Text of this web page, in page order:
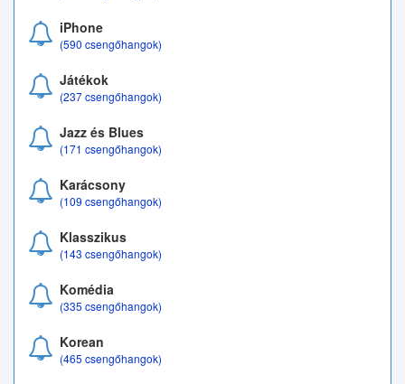
iPhone
(590 csengőhangok)
Játékok
(237 csengőhangok)
Jazz és Blues
(171 csengőhangok)
Karácsony
(109 csengőhangok)
Klasszikus
(143 csengőhangok)
Komédia
(335 csengőhangok)
Korean
(465 csengőhangok)